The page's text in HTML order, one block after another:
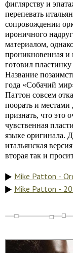
фиглярству и
перепевать
сопровождении
ироничного
материалом,
проникновенная и
готовил
Название
года «Собачий
Паттон совсем
поорать и
признать, что это
чувственная
языке оригинала.
итальянская
вторая так и
Mike Patton -
Mike Patton -